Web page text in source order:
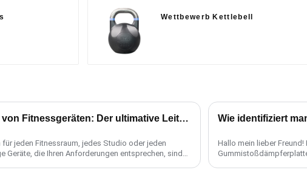
Wettbewerb Kettlebell
Die Wahl des richtigen Anbieters von Fitnessgeräten: Der ultimative Leitfaden
jeden Fitnessraum, jedes Studio oder jeden
Geräte, die Ihren Anforderungen entsprechen, sind
Wie identifiziert
Hallo mein lieber